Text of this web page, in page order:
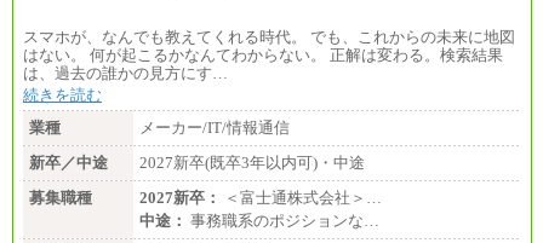
スマホが、なんでも教えてくれる時代。 でも、これからの未来に地図
はない。 何が起こるかなんてわからない。 正解は変わる。検索結果
は、過去の誰かの見方にす…
続きを読む
業種
メーカー/IT/情報通信
新卒／中途
2027新卒(既卒3年以内可)・中途
募集職種
2027新卒：
＜富士通株式会社＞…
中途： 事務職系のポジションな…